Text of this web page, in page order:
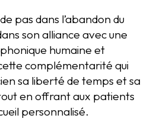
pas dans l’abandon du
son alliance avec une
humaine et
complémentarité qui
sa liberté de temps et sa
en offrant aux patients
personnalisé.